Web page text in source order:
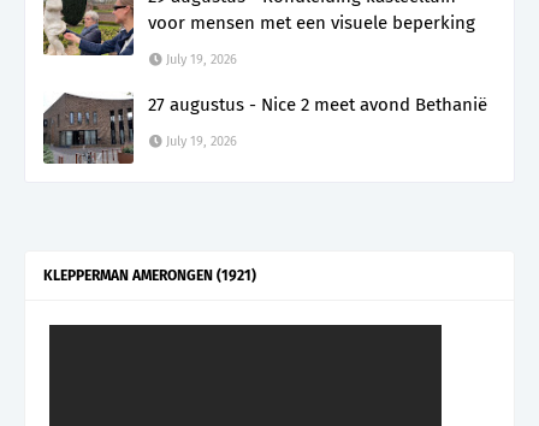
voor mensen met een visuele beperking
July 19, 2026
27 augustus - Nice 2 meet avond Bethanië
July 19, 2026
KLEPPERMAN AMERONGEN (1921)